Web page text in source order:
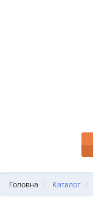
Головна Каталог